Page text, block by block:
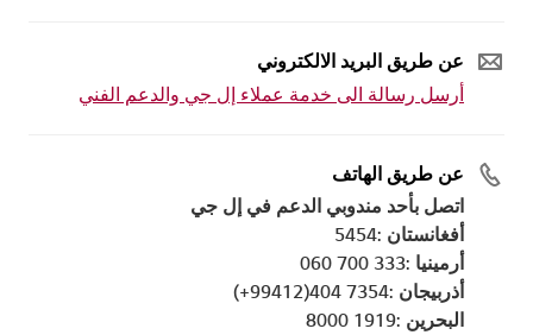
عن طريق البريد الالكتروني
أرسل رسالة الى خدمة عملاء إل جي والدعم الفني
عن طريق الهاتف
اتصل بأحد مندوبي الدعم في إل جي
أفغانستان :5454
أرمينيا :333 700 060
أذربيجان :7354 404(99412+)
البحرين :1919 8000